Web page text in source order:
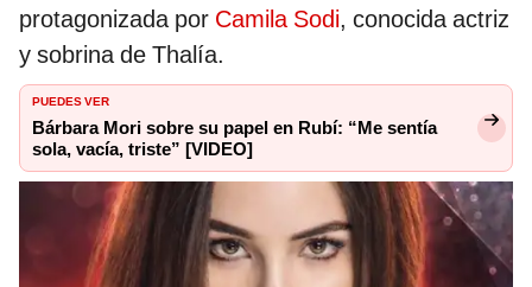
protagonizada por Camila Sodi, conocida actriz
y sobrina de Thalía.
PUEDES VER
Bárbara Mori sobre su papel en Rubí: “Me sentía
sola, vacía, triste” [VIDEO]